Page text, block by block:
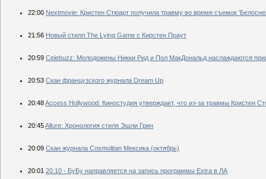
22:00 Nextmovie: Кристен Стюарт получила травму во время съемок
21:56 Новый стилл The Lying Game с Кирстен Праут
20:59 Celebuzz: Молодожены Никки Рид и Пол МакДональд наслаждаются
20:53 Скан французского журнала Dream Up
20:48Access Hollywood: Киностудия утверждает, что из-за травмы Кристен
20:45Allure: Хронология стиля Эшли Грин
20:09 Скан журнала Cosmolitan Мексика (октябрь)
20:01 20.10 - БуБу направляется на запись программы Extra в ЛА